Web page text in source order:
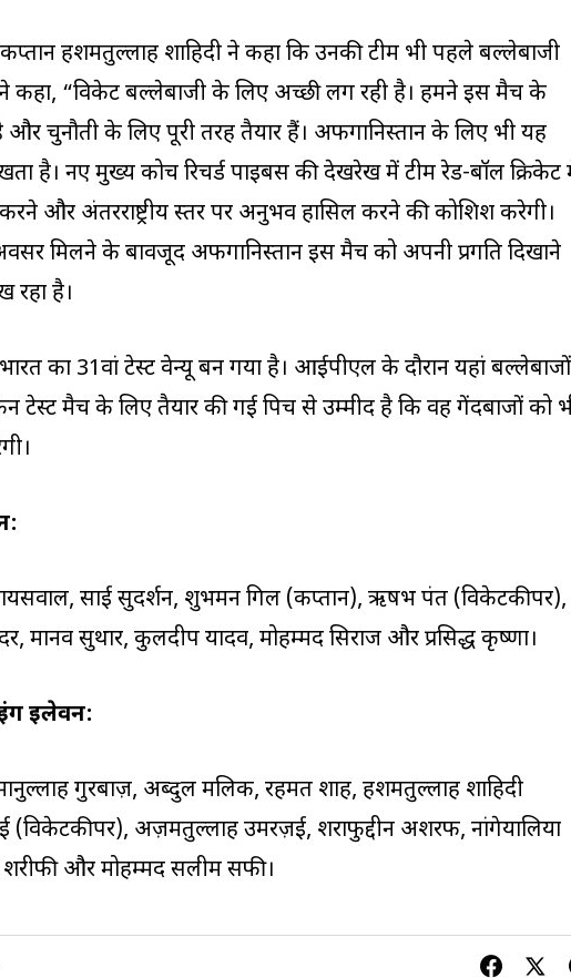
हशमतुल्लाह शाहिदी ने कहा कि उनकी टीम भी पहले बल्लेबाजी
कहा, “विकेट बल्लेबाजी के लिए अच्छी लग रही है। हमने इस मैच के
और चुनौती के लिए पूरी तरह तैयार हैं। अफगानिस्तान के लिए भी यह
है। नए मुख्य कोच रिचर्ड पाइबस की देखरेख में टीम रेड-बॉल क्रिकेट
और अंतरराष्ट्रीय स्तर पर अनुभव हासिल करने की कोशिश करेगी।
मिलने के बावजूद अफगानिस्तान इस मैच को अपनी प्रगति दिखाने
है।
का 31वां टेस्ट वेन्यू बन गया है। आईपीएल के दौरान यहां बल्लेबाजों
टेस्ट मैच के लिए तैयार की गई पिच से उम्मीद है कि वह गेंदबाजों को
साई सुदर्शन, शुभमन गिल (कप्तान), ऋषभ पंत (विकेटकीपर),
मानव सुथार, कुलदीप यादव, मोहम्मद सिराज और प्रसिद्ध कृष्णा।
इलेवन:
गुरबाज़, अब्दुल मलिक, रहमत शाह, हशमतुल्लाह शाहिदी
अज़मतुल्लाह उमरज़ई, शराफुद्दीन अशरफ, नांगेयालिया
शरीफी और मोहम्मद सलीम सफी।